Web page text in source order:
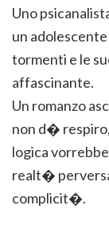
Uno
un
tormenti e le
affascinante.
Un romanzo
non d�
logica
realt�
complicit�.